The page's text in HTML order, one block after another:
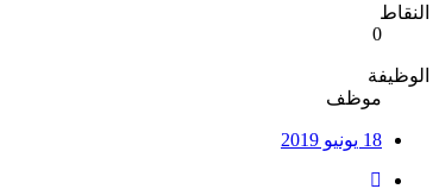
النقاط
0
الوظيفة
موظف
18 يونيو 2019